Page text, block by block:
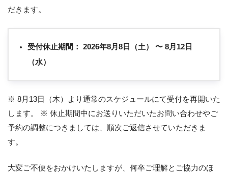
だきます。
受付休止期間：
2026年8月8日（土） 〜 8月12日
（水）
※ 8月13日（木）より通常のスケジュールにて受付を再開いた
します。 ※ 休止期間中にお送りいただいたお問い合わせやご
予約の調整につきましては、順次ご返信させていただきま
す。
大変ご不便をおかけいたしますが、何卒ご理解とご協力のほ